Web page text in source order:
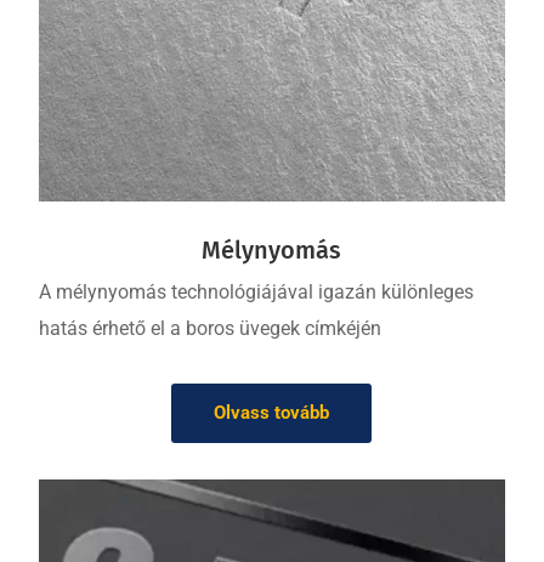
Mélynyomás
A mélynyomás technológiájával igazán különleges
hatás érhető el a boros üvegek címkéjén
Olvass tovább